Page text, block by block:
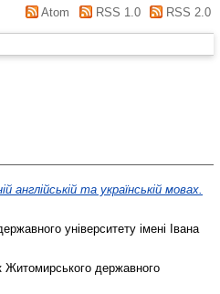
Atom RSS 1.0 RSS 2.0
та українській мовах.
університету імені Івана
Житомирського державного